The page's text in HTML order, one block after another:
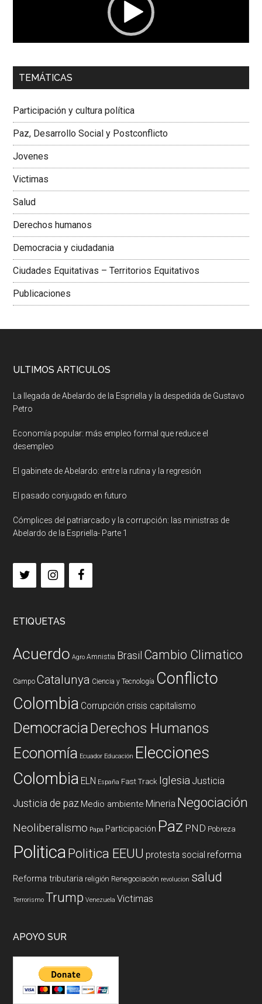
00:00 01:04
Dra. Carolina Corcho Mejía,Presidenta Corporación
Colombiana
TEMÁTICAS
Participación y cultura política
Paz, Desarrollo Social y Postconflicto
Jovenes
Victimas
Salud
Derechos humanos
Democracia y ciudadania
Ciudades Equitativas – Territorios Equitativos
Publicaciones
ULTIMOS ARTICULOS
La llegada de Abelardo de la Espriella y la despedida de Gustavo
Petro
Economía popular: más empleo formal que reduce el
desempleo
El gabinete de Abelardo: entre la rutina y la regresión
El pasado conjugado en futuro
Cómplices del patriarcado y la corrupción: las ministras de
Abelardo de la Espriella- Parte 1
ETIQUETAS
Acuerdo Agro Amnistia Brasil Cambio Climatico
Campo Catalunya Ciencia y Tecnología Conflicto
Colombia Corrupción crisis capitalismo
DemocraciaDerechos Humanos
Economía Ecuador Educación Elecciones
Colombia ELN España Fast Track Iglesia Justicia
Justicia de paz Medio ambiente Mineria Negociación
Neoliberalismo Papa Participación Paz PND Pobreza
PoliticaPolitica EEUU protesta social reforma
Reforma tributaria religión Renegociación revolucion salud
Terrorismo Trump Venezuela Victimas
APOYO SUR